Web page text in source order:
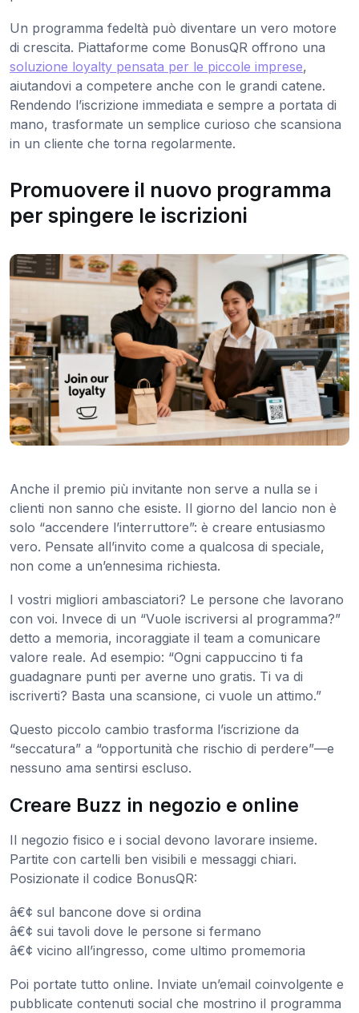
Un programma fedeltà può diventare un vero motore
di crescita. Piattaforme come BonusQR offrono una
soluzione loyalty pensata per le piccole imprese,
aiutandovi a competere anche con le grandi catene.
Rendendo l’iscrizione immediata e sempre a portata di
mano, trasformate un semplice curioso che scansiona
in un cliente che torna regolarmente.
Promuovere il nuovo programma
per spingere le iscrizioni
Anche il premio più invitante non serve a nulla se i
clienti non sanno che esiste. Il giorno del lancio non è
solo “accendere l’interruttore”: è creare entusiasmo
vero. Pensate all’invito come a qualcosa di speciale,
non come a un’ennesima richiesta.
I vostri migliori ambasciatori? Le persone che lavorano
con voi. Invece di un “Vuole iscriversi al programma?”
detto a memoria, incoraggiate il team a comunicare
valore reale. Ad esempio: “Ogni cappuccino ti fa
guadagnare punti per averne uno gratis. Ti va di
iscriverti? Basta una scansione, ci vuole un attimo.”
Questo piccolo cambio trasforma l’iscrizione da
“seccatura” a “opportunità che rischio di perdere”—e
nessuno ama sentirsi escluso.
Creare Buzz in negozio e online
Il negozio fisico e i social devono lavorare insieme.
Partite con cartelli ben visibili e messaggi chiari.
Posizionate il codice BonusQR:
â€¢ sul bancone dove si ordina
â€¢ sui tavoli dove le persone si fermano
â€¢ vicino all’ingresso, come ultimo promemoria
Poi portate tutto online. Inviate un’email coinvolgente e
pubblicate contenuti social che mostrino il programma